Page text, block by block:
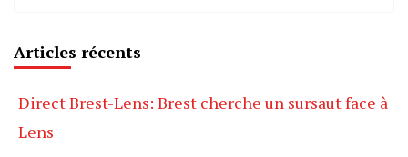
Articles récents
Direct Brest-Lens: Brest cherche un sursaut face à
Lens